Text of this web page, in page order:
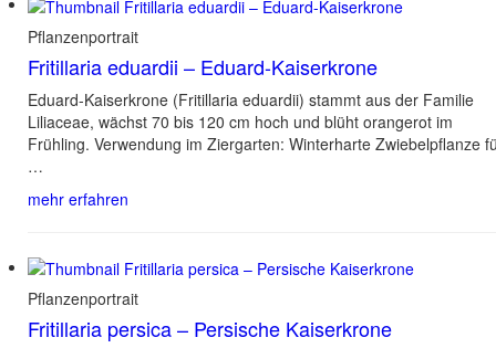
Pflanzenportrait
Fritillaria eduardii – Eduard-Kaiserkrone
Eduard-Kaiserkrone (Fritillaria eduardii) stammt aus der Familie
Liliaceae, wächst 70 bis 120 cm hoch und blüht orangerot im
Frühling. Verwendung im Ziergarten: Winterharte Zwiebelpflanze
…
mehr erfahren
Pflanzenportrait
Fritillaria persica – Persische Kaiserkrone